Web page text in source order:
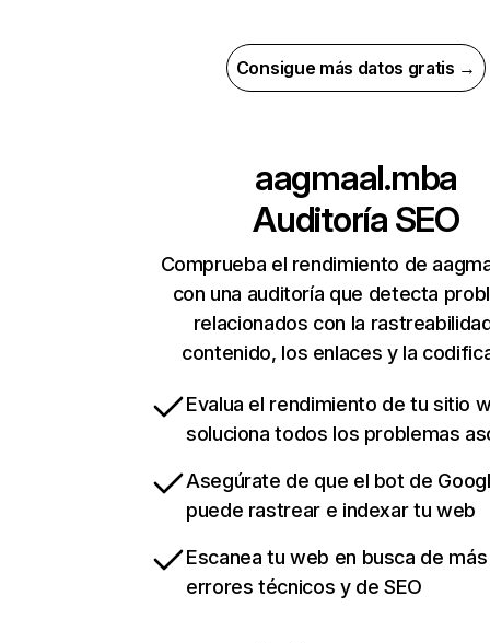
Consigue más datos gratis →
aagmaal.mba
Auditoría SEO
Comprueba el rendimiento de
con una auditoría que detecta
relacionados con la
contenido, los enlaces y la
Evalua el rendimiento de tu sitio
soluciona todos los problemas
Asegúrate de que el bot de
puede rastrear e indexar tu web
Escanea tu web en busca de
errores técnicos y de SEO